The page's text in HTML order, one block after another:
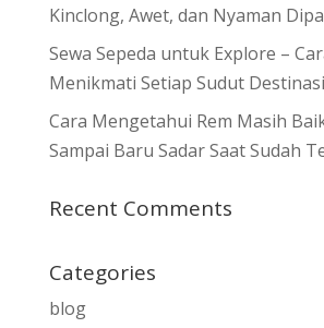
Kinclong, Awet, dan Nyaman
Sewa Sepeda untuk Explore –
Menikmati Setiap Sudut Destinasi
Cara Mengetahui Rem Masih
Sampai Baru Sadar Saat Sudah
Recent Comments
Categories
blog